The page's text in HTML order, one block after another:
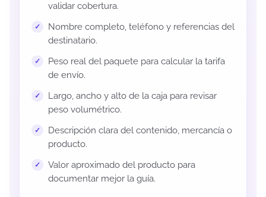
validar cobertura.
Nombre completo, teléfono y referencias del
destinatario.
Peso real del paquete para calcular la tarifa
de envío.
Largo, ancho y alto de la caja para revisar
peso volumétrico.
Descripción clara del contenido, mercancía o
producto.
Valor aproximado del producto para
documentar mejor la guía.